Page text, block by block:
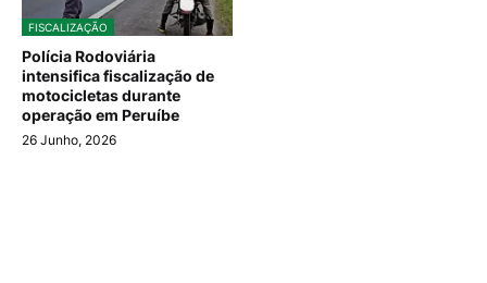
FISCALIZAÇÃO
Polícia Rodoviária
intensifica fiscalização de
motocicletas durante
operação em Peruíbe
26 Junho, 2026